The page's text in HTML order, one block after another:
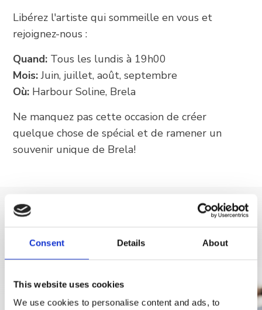
Consent Details About
This website uses cookies
We use cookies to personalise content and ads, to
FOLLOW US
Libérez l'artiste qui sommeille en vous et
rejoignez-nous :
Quand: Tous les lundis à 19h00
Mois:Juin, juillet, août, septembre
Où: Harbour Soline, Brela
Ne manquez pas cette occasion de créer
quelque chose de spécial et de ramener un
souvenir unique de Brela!